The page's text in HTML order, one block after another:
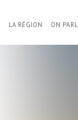
LA RÉGION ON